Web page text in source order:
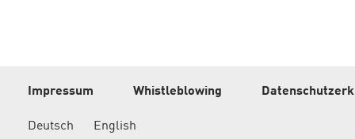
Impressum Whistleblowing
Deutsch English